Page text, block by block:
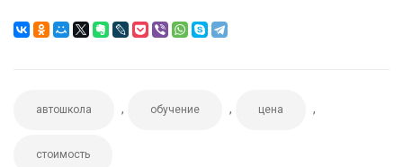
автошкола , обучение , цена ,
стоимость